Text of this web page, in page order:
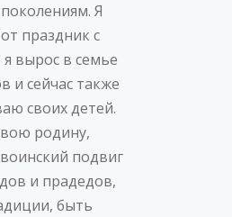
Я
праздник с
я вырос в семье
и сейчас также
своих детей.
родину,
подвиг
и прадедов,
быть